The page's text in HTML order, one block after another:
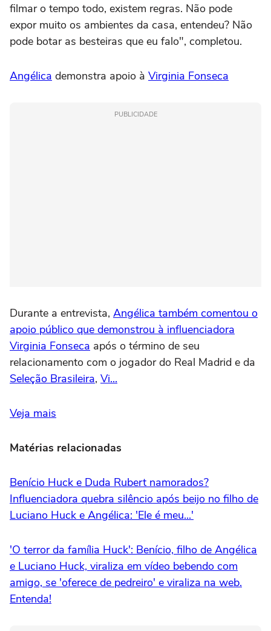
filmar o tempo todo, existem regras. Não pode
expor muito os ambientes da casa, entendeu? Não
pode botar as besteiras que eu falo", completou.
Angélica demonstra apoio à Virginia Fonseca
PUBLICIDADE
Durante a entrevista, Angélica também comentou o
apoio público que demonstrou à influenciadora
Virginia Fonseca após o término de seu
relacionamento com o jogador do Real Madrid e da
Seleção Brasileira, Vi...
Veja mais
Matérias relacionadas
Benício Huck e Duda Rubert namorados?
Influenciadora quebra silêncio após beijo no filho de
Luciano Huck e Angélica: 'Ele é meu...'
'O terror da família Huck': Benício, filho de Angélica
e Luciano Huck, viraliza em vídeo bebendo com
amigo, se 'oferece de pedreiro' e viraliza na web.
Entenda!